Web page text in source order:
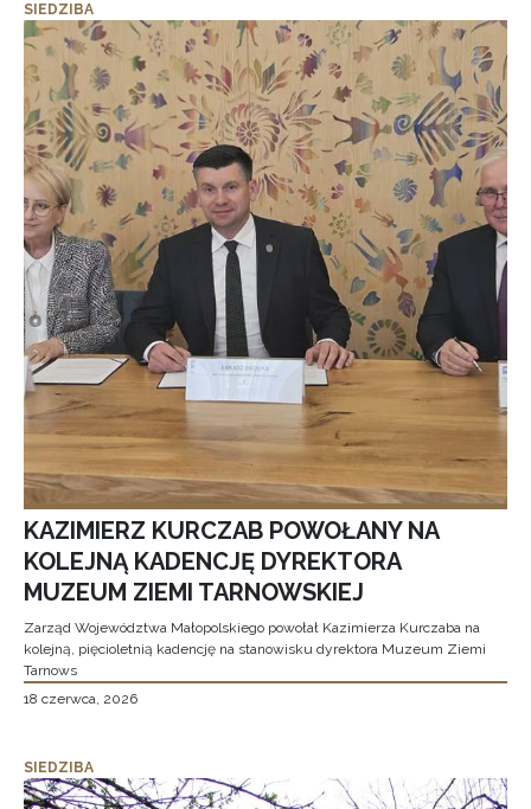
SIEDZIBA
KAZIMIERZ KURCZAB POWOŁANY NA
KOLEJNĄ KADENCJĘ DYREKTORA
MUZEUM ZIEMI TARNOWSKIEJ
Zarząd Województwa Małopolskiego powołał Kazimierza Kurczaba na
kolejną, pięcioletnią kadencję na stanowisku dyrektora Muzeum Ziemi
Tarnows
18 czerwca, 2026
SIEDZIBA